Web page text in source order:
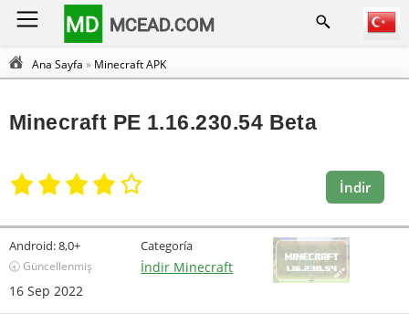
MD MCEAD.COM
Ana Sayfa » Minecraft APK
Minecraft PE 1.16.230.54 Beta
İndir
Android:8,0+
🕣 Güncellenmiş
16 Sep 2022
Categoría
İndir Minecraft